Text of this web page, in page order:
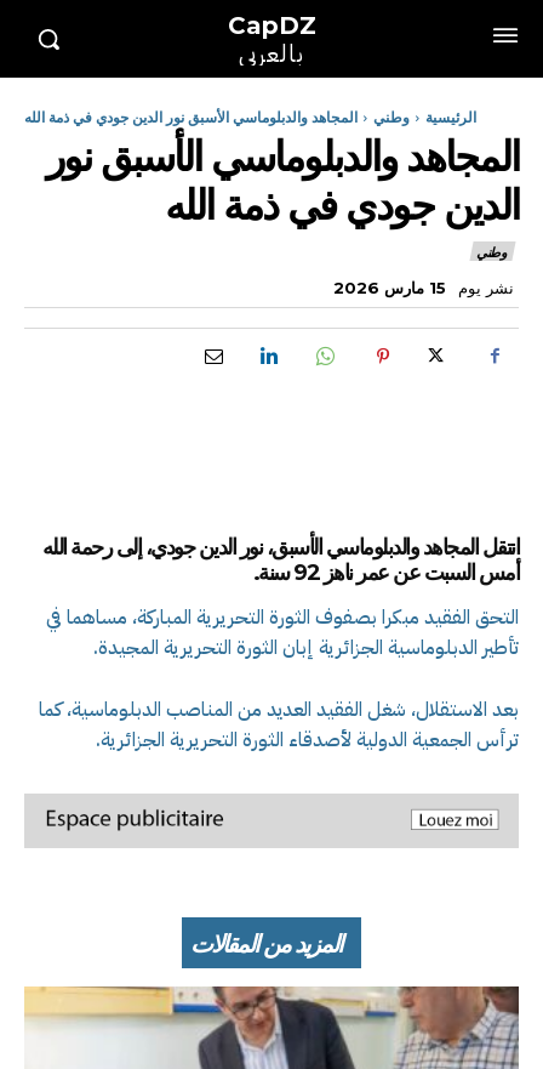
CapDZ
بالعربي
الرئيسية وطني المجاهد والدبلوماسي الأسبق نور الدين جودي في ذمة الله
المجاهد والدبلوماسي الأسبق نور
الدين جودي في ذمة الله
وطني
نشر يوم 15 مارس 2026
انتقل المجاهد والدبلوماسي الأسبق، نور الدين جودي، إلى رحمة الله
أمس السبت عن عمر ناهز 92 سنة.
التحق الفقيد مبكرا بصفوف الثورة التحريرية المباركة، مساهما في
تأطير الدبلوماسية الجزائرية إبان الثورة التحريرية المجيدة.
بعد الاستقلال، شغل الفقيد العديد من المناصب الدبلوماسية، كما
ترأس الجمعية الدولية لأصدقاء الثورة التحريرية الجزائرية.
المزيد من المقالات